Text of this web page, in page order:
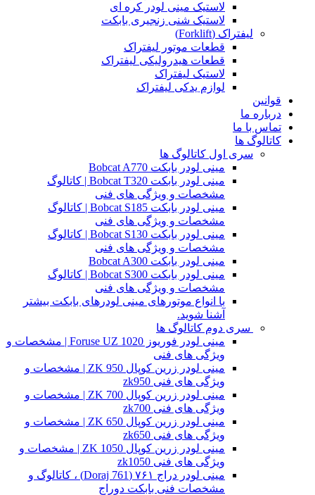
لاستیک مینی لودر کره ای
لاستیک شنی زنجیری بابکت
لیفتراک (Forklift)
قطعات موتور لیفتراک
قطعات هیدرولیکی لیفتراک
لاستیک لیفتراک
لوازم یدکی لیفتراک
قوانین
درباره ما
تماس با ما
کاتالوگ ها
سری اول کاتالوگ ها
مینی لودر بابکت Bobcat A770
مینی لودر بابکت Bobcat T320 | کاتالوگ
مشخصات و ویژگی های فنی
مینی لودر بابکت Bobcat S185 | کاتالوگ
مشخصات و ویژگی های فنی
مینی لودر بابکت Bobcat S130 | کاتالوگ
مشخصات و ویژگی های فنی
مینی لودر بابکت Bobcat A300
مینی لودر بابکت Bobcat S300 | کاتالوگ
مشخصات و ویژگی های فنی
با انواع موتورهای مینی لودرهای بابکت بیشتر
آشنا شوید.
سری دوم کاتالوگ ها
مینی لودر فوریوز Foruse UZ 1020 | مشخصات و
ویژگی های فنی
مینی لودر زرین کوپال ZK 950 | مشخصات و
ویژگی های فنی zk950
مینی لودر زرین کوپال ZK 700 | مشخصات و
ویژگی های فنی zk700
مینی لودر زرین کوپال ZK 650 | مشخصات و
ویژگی های فنی zk650
مینی لودر زرین کوپال ZK 1050 | مشخصات و
ویژگی های فنی zk1050
مینی لودر دراج ۷۶۱ (Doraj 761) ، کاتالوگ و
مشخصات فنی بابکت دوراج